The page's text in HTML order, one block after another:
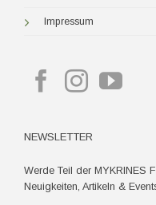
Impressum
NEWSLETTER
Werde Teil der MYKRINES
Neuigkeiten, Artikeln &